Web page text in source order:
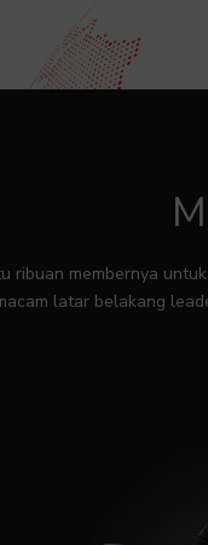
ribuan membernya
latar belakang